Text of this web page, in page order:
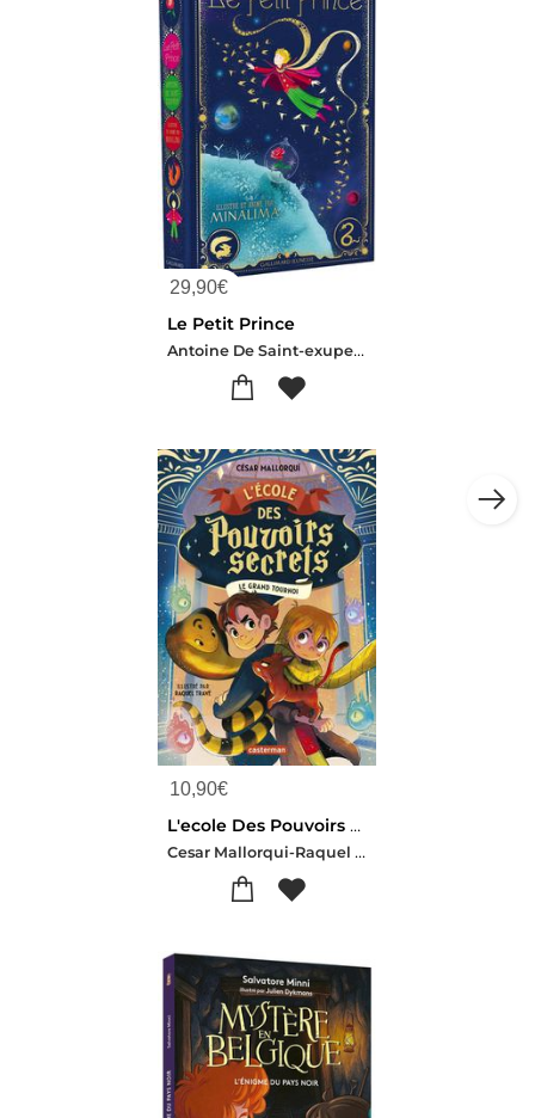
29,90€
Le Petit Prince
Antoine De Saint-exupery
10,90€
L'ecole Des Pouvoirs Secrets Tome 4 : Le Grand Tournoi
Cesar Mallorqui-Raquel Trave